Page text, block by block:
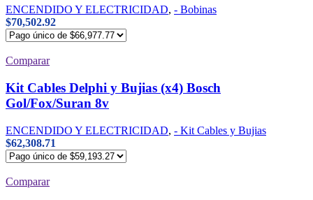
ENCENDIDO Y ELECTRICIDAD, - Bobinas
$70,502.92
Comparar
Kit Cables Delphi y Bujias (x4) Bosch
Gol/Fox/Suran 8v
ENCENDIDO Y ELECTRICIDAD, - Kit Cables y Bujias
$62,308.71
Comparar